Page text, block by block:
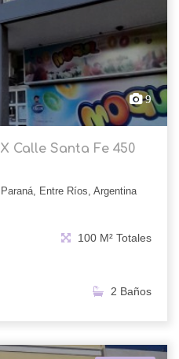
9
Calle Santa Fe 450
Entre Ríos, Argentina
100 M² Totales
2 Baños